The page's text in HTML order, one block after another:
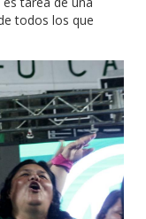
todos los que